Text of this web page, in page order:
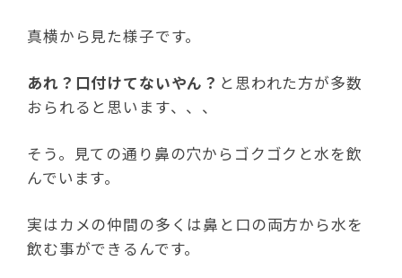
真横から見た様子です。
あれ？口付けてないやん？ と思われた方が多数
おられると思います、、、
そう。見ての通り鼻の穴からゴクゴクと水を飲
んでいます。
実はカメの仲間の多くは鼻と口の両方から水を
飲む事ができるんです。